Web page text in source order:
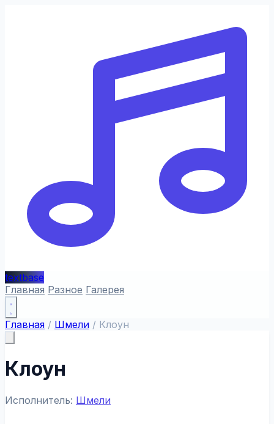
textbase
Главная Разное Галерея
Главная / Шмели / Клоун
Клоун
Исполнитель: Шмели